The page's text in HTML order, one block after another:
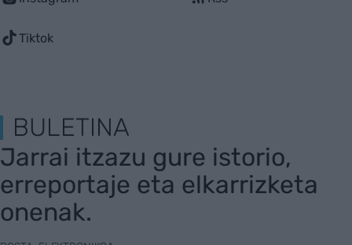
Tiktok
BULETINA
Jarrai itzazu gure istorio,
erreportaje eta elkarrizketa
onenak.